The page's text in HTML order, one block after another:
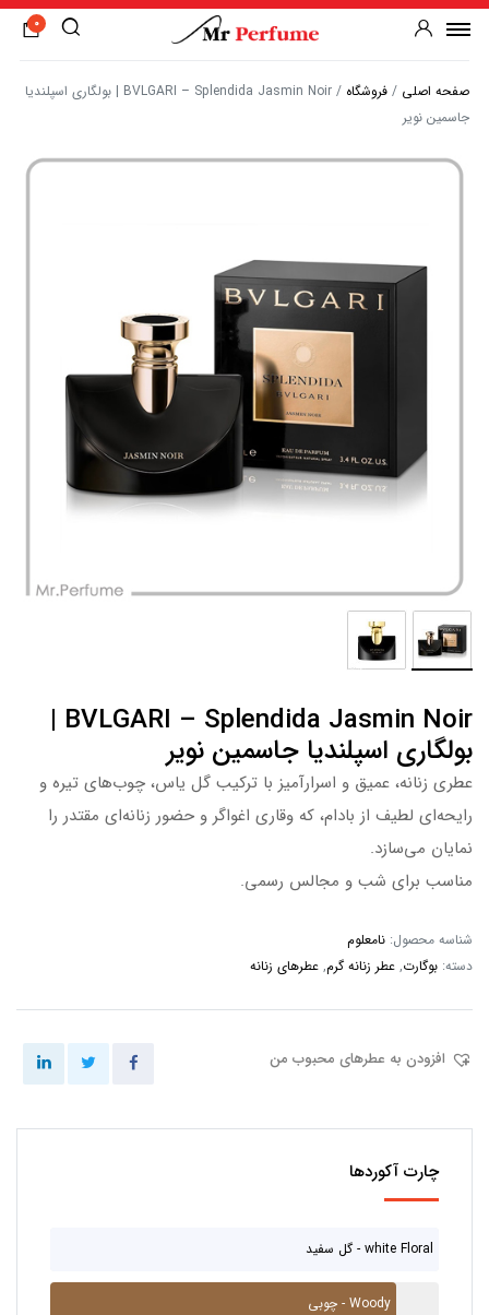
0
صفحه اصلی / فروشگاه /
BVLGARI – Splendida Jasmin Noir | بولگاری اسپلندیا
جاسمین نویر
BVLGARI – Splendida Jasmin Noir |
بولگاری اسپلندیا جاسمین نویر
عطری زنانه، عمیق و اسرارآمیز با ترکیب گل یاس، چوب‌های تیره و
رایحه‌ای لطیف از بادام، که وقاری اغواگر و حضور زنانه‌ای مقتدر را
نمایان می‌سازد.
مناسب برای شب و مجالس رسمی.
شناسه محصول: نامعلوم
دسته: بوگارت, عطر زنانه گرم, عطرهای زنانه
افزودن به عطرهای محبوب من
چارت آکوردها
گل سفید - white Floral
چوبی - Woody